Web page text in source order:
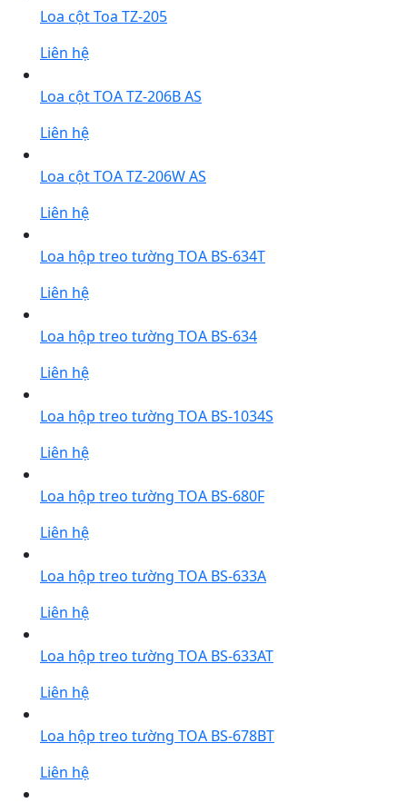
Loa cột Toa TZ-205
Liên hệ
Loa cột TOA TZ-206B AS
Liên hệ
Loa cột TOA TZ-206W AS
Liên hệ
Loa hộp treo tường TOA BS-634T
Liên hệ
Loa hộp treo tường TOA BS-634
Liên hệ
Loa hộp treo tường TOA BS-1034S
Liên hệ
Loa hộp treo tường TOA BS-680F
Liên hệ
Loa hộp treo tường TOA BS-633A
Liên hệ
Loa hộp treo tường TOA BS-633AT
Liên hệ
Loa hộp treo tường TOA BS-678BT
Liên hệ